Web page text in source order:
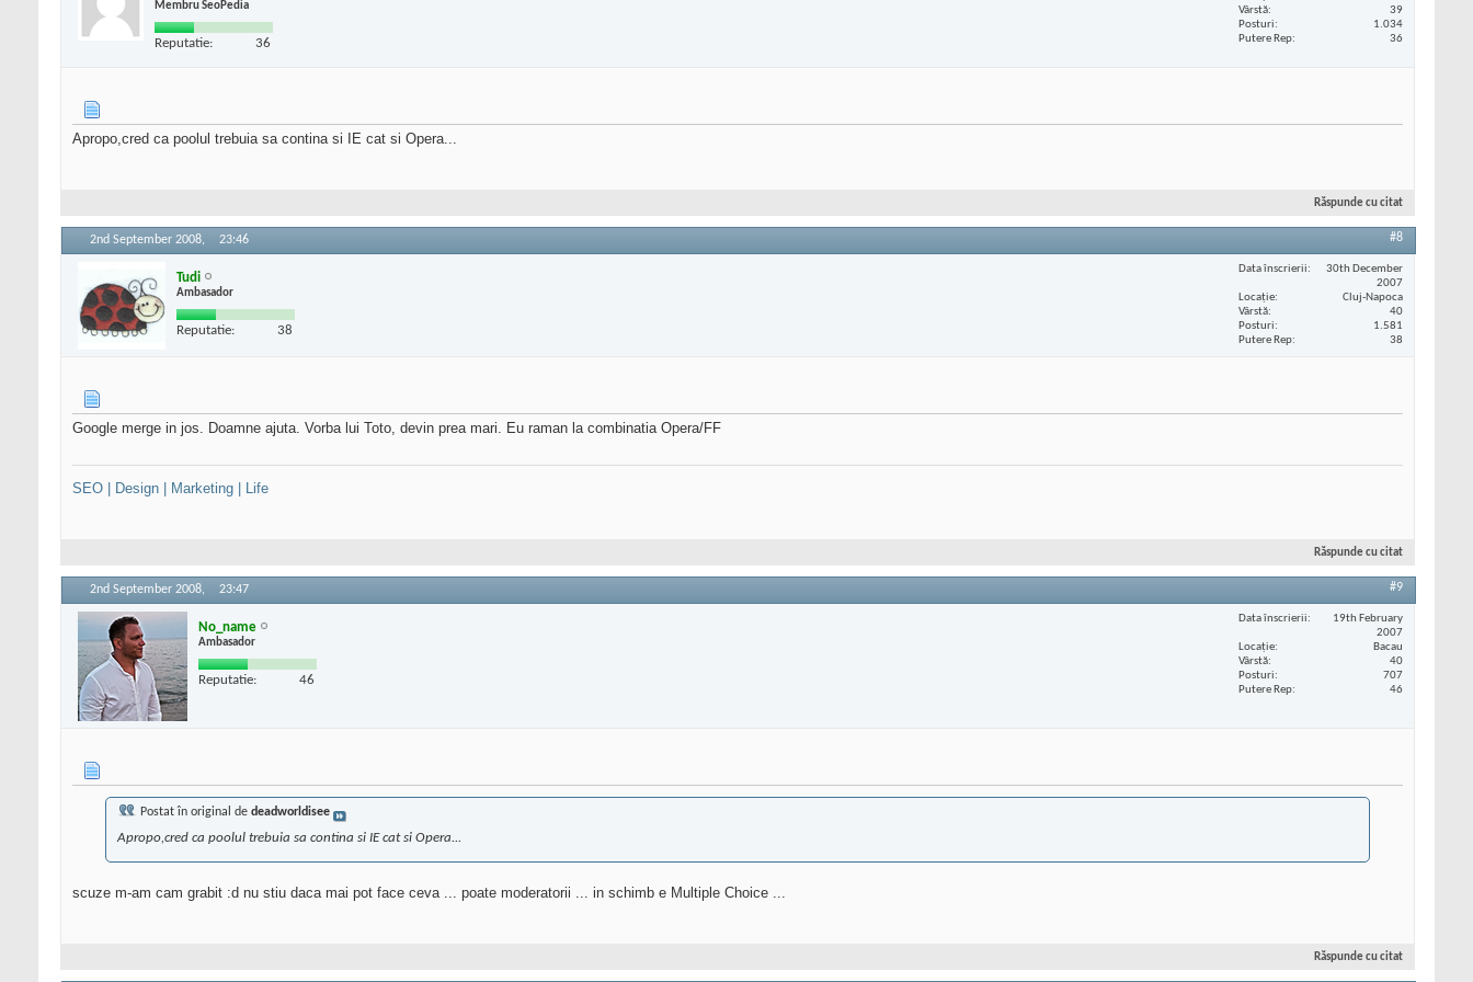
Membru SeoPedia
Reputatie: 36
Vârstă
39
Posturi
1.034
Putere Rep
36
Apropo,cred ca poolul trebuia sa contina si IE cat si Opera...
Răspunde cu citat
2nd September 2008, 23:46 #8
Tudi
Ambasador
Reputatie: 38
Data înscrierii
30th December
2007
Locaţie
Cluj-Napoca
Vârstă
40
Posturi
1.581
Putere Rep
38
Google merge in jos. Doamne ajuta. Vorba lui Toto, devin prea mari. Eu raman la combinatia Opera/FF
SEO | Design | Marketing | Life
Răspunde cu citat
2nd September 2008, 23:47 #9
No_name
Ambasador
Reputatie: 46
Data înscrierii
19th February
2007
Locaţie
Bacau
Vârstă
40
Posturi
707
Putere Rep
46
Postat în original de deadworldisee
Apropo,cred ca poolul trebuia sa contina si IE cat si Opera...
scuze m-am cam grabit :d nu stiu daca mai pot face ceva ... poate moderatorii ... in schimb e Multiple Choice ...
Răspunde cu citat